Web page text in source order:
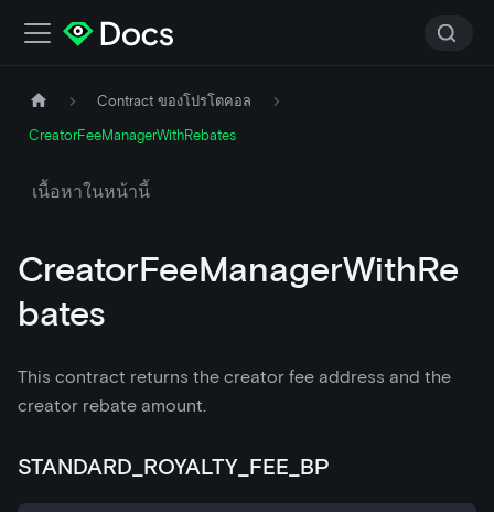
Contract ของโปรโตคอล
CreatorFeeManagerWithRebates
เนื้อหาในหน้านี้
CreatorFeeManagerWithRe
bates
This contract returns the creator fee address and the
creator rebate amount.
STANDARD_ROYALTY_FEE_BP